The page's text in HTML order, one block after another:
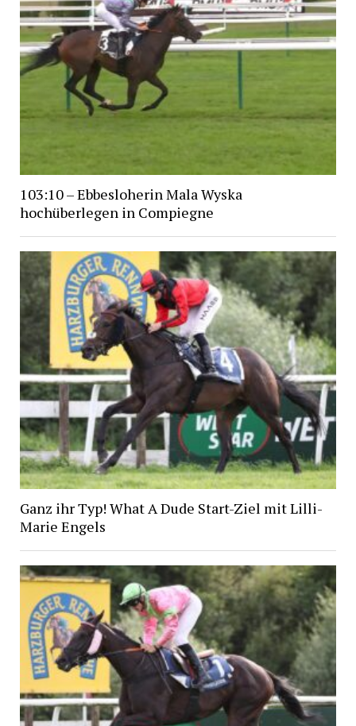
103:10 – Ebbesloherin Mala Wyska
hochüberlegen in Compiegne
Ganz ihr Typ! What A Dude Start-Ziel mit Lilli-
Marie Engels